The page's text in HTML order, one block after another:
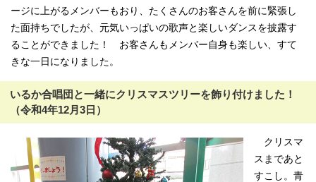
ージに上がるメンバーもおり、たくさんのお客さんを前に緊張し
た面持ちでしたが、元気いっぱいの歌声と楽しいダンスを披露す
ることができました！ お客さんもメンバー自身も楽しい、すて
きな一日になりました。
いるか合唱団と一緒にクリスマスツリーを飾り付けました！
（令和4年12月3日）
クリスマ
スまであと
すこし。青